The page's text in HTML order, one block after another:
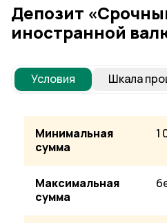
Депозит
иностранной
Условия Шкала
Минимальная
сумма
1
Максимальная
сумма